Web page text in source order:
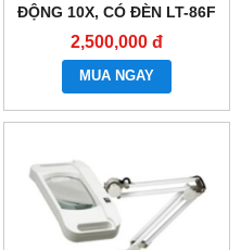
ĐỘNG 10X, CÓ ĐÈN LT-86F
2,500,000 đ
MUA NGAY